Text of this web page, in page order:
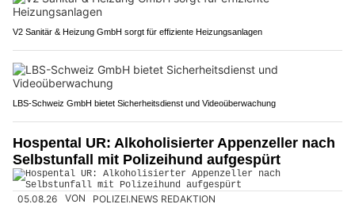
V2 Sanitär & Heizung GmbH sorgt für effiziente Heizungsanlagen
LBS-Schweiz GmbH bietet Sicherheitsdienst und Videoüberwachung
Hospental UR: Alkoholisierter Appenzeller nach
Selbstunfall mit Polizeihund aufgespürt
05.08.26 VON POLIZEI.NEWS REDAKTION